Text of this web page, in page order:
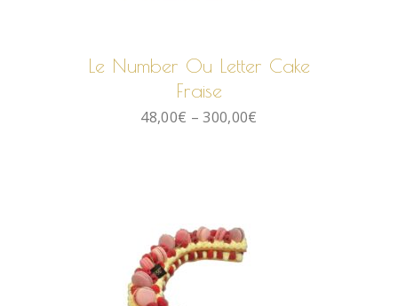
Le Number Ou Letter Cake
Fraise
48,00€ –300,00€